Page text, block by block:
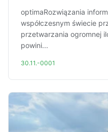
optimaRozwiązania
współczesnym świecie
przetwarzania ogromnej
powini...
30.11.-0001